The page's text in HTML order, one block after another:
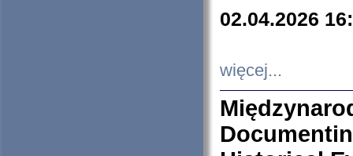
02.04.2026
więcej...